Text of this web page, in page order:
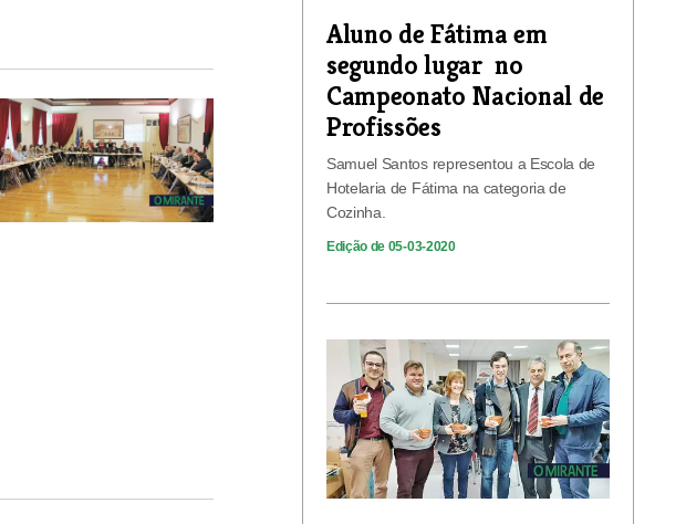
Aluno de Fátima em
segundo lugar no
Campeonato Nacional de
Profissões
Samuel Santos representou a Escola de
Hotelaria de Fátima na categoria de
Cozinha.
Edição de 05-03-2020